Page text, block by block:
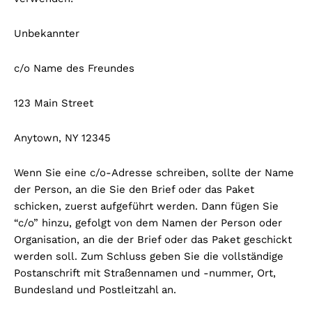
Unbekannter
c/o Name des Freundes
123 Main Street
Anytown, NY 12345
Wenn Sie eine c/o-Adresse schreiben, sollte der Name
der Person, an die Sie den Brief oder das Paket
schicken, zuerst aufgeführt werden. Dann fügen Sie
“c/o” hinzu, gefolgt von dem Namen der Person oder
Organisation, an die der Brief oder das Paket geschickt
werden soll. Zum Schluss geben Sie die vollständige
Postanschrift mit Straßennamen und -nummer, Ort,
Bundesland und Postleitzahl an.